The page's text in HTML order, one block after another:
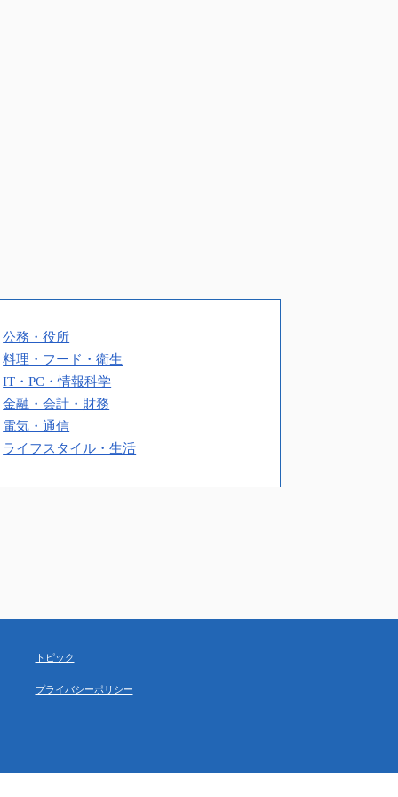
公務・役所
料理・フード・衛生
IT・PC・情報科学
金融・会計・財務
電気・通信
ライフスタイル・生活
トピック
プライバシーポリシー